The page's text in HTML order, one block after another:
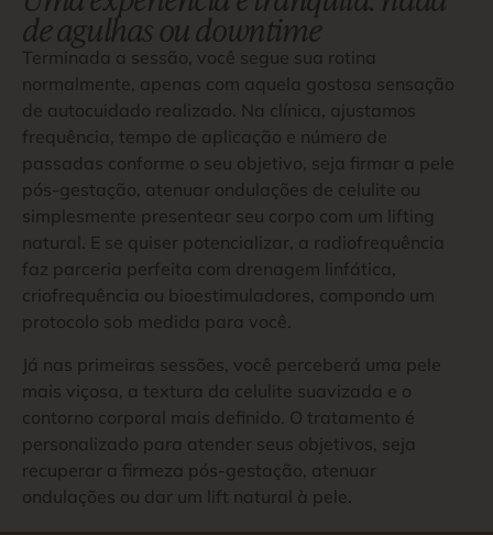
de agulhas ou downtime
Terminada a sessão, você segue sua rotina
normalmente, apenas com aquela gostosa sensação
de autocuidado realizado. Na clínica, ajustamos
frequência, tempo de aplicação e número de
passadas conforme o seu objetivo, seja firmar a pele
pós-gestação, atenuar ondulações de celulite ou
simplesmente presentear seu corpo com um lifting
natural. E se quiser potencializar, a radiofrequência
faz parceria perfeita com drenagem linfática,
criofrequência ou bioestimuladores, compondo um
protocolo sob medida para você.
Já nas primeiras sessões, você perceberá uma pele
mais viçosa, a textura da celulite suavizada e o
contorno corporal mais definido. O tratamento é
personalizado para atender seus objetivos, seja
recuperar a firmeza pós-gestação, atenuar
ondulações ou dar um lift natural à pele.